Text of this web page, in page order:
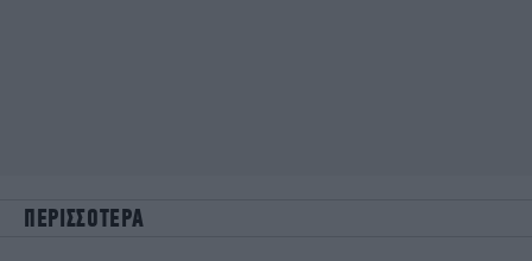
ΠΕΡΙΣΣΟΤΕΡΑ